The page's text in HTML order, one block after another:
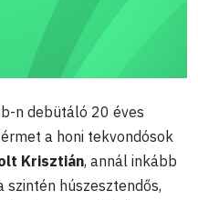
n debütáló 20 éves
a honi tekvondósok
Krisztián, annál inkább
szintén húszesztendős,